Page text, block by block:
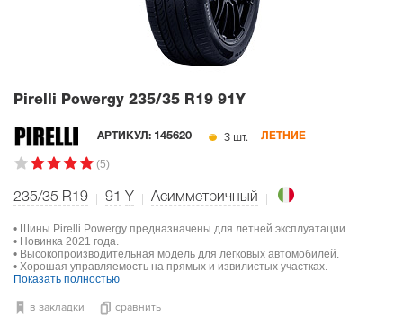
Pirelli Powergy 235/35 R19 91Y
АРТИКУЛ: 145620 3 шт. ЛЕТНИЕ
(5)
235/35 R19 91 Y Асимметричный
• Шины Pirelli Powergy предназначены для летней эксплуатации.
• Новинка 2021 года.
• Высокопроизводительная модель для легковых автомобилей.
• Хорошая управляемость на прямых и извилистых участках.
Показать полностью
в закладки сравнить